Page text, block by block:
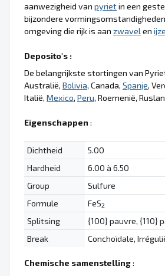
aanwezigheid van pyrietin een
bijzondere
omgeving die rijk is aan zwavel en
Deposito's :
De belangrijkste stortingen van
Australië, Bolivia, Canada, Spanje,
Italië, Mexico, Peru, Roemenië,
Eigenschappen :
Dichtheid
5.00
Hardheid
6.00 à 6.50
Group
Sulfure
Formule
FeS2
Splitsing
{100} pauvre, {110}
Break
Conchoïdale,
Chemische samenstelling: